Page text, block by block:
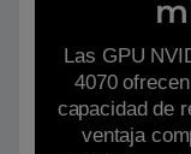
Las GPU
4070
capacidad de
ventaja